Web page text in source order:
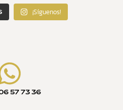
¡Síguenos!
57 73 36